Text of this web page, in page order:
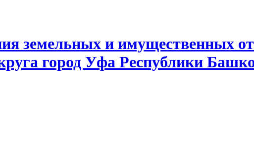
земельных и имущественных
город Уфа Республики